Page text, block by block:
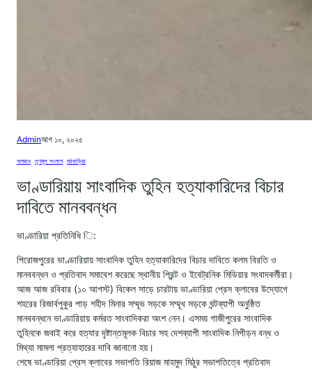
Adminআগ ১০, ২০২৫
অপরাধ , তৃণমূল সংলাপ, মঠবাড়িয়া
ভাণ্ডারিয়ায় সাংবাদিক তুহিন হত্যাকারিদের বিচার
দাবিতে মানববন্ধন
ভাণ্ডারিয়া প্রতিনিধি ি:
পিরোজপুরের ভাণ্ডারিয়ায় সাংবাদিক তুহিন হত্যাকারিদের বিচার দাবিতে কলম বিরতি ও
মানববন্ধন ও প্রতিবাদ সমাবেশ করেছে স্থানীয় প্রিন্ট ও ইবেট্রনিক মিডিয়ার সংবাদকর্মীরা।
আজ আজ রবিবার (১০ আগস্ট) বিকেল সাড়ে চারটায় ভাণ্ডারিয়া প্রেস ক্লাবের উদ্যোগে
শহরের রিজার্বপুকুর পাড় শহীদ মিনার সম্মূভ সড়কে সম্মূখ সড়কে ঘন্টব্যাপী অনুষ্ঠিত
মানববন্ধনে ভাণ্ডারিয়ায় কর্মরত সাংবাদিকরা অংশ নেন। এসময় গাজীপুরের সাংবাদিক
তুহিনকে জবাই করে হত্যার দৃষ্টান্তমূলক বিচার সহ দেশব্যাপী সাংবাদিক নিপীড়ন বন্ধ ও
মিথ্যা মামলা প্রত্যাহারের দাবি জানানো হয়।
শেষে ভাণ্ডারিয়া প্রেস ক্লাবের সভাপতি রিয়াজ মাহমুদ মিঠুর সভাপতিত্বে প্রতিবাদ